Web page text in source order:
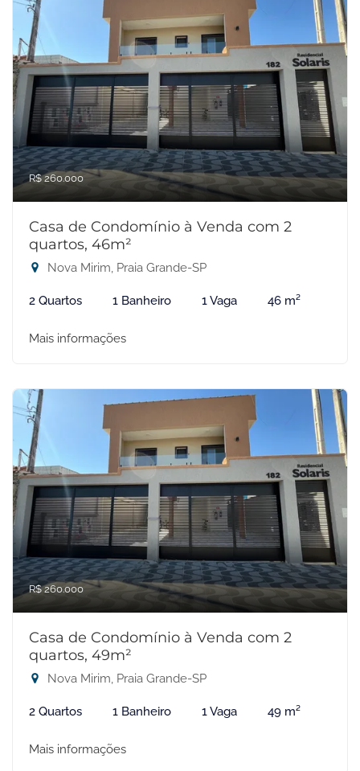
R$ 260.000
Casa de Condomínio à Venda com 2
quartos, 46m²
Nova Mirim, Praia Grande-SP
2 Quartos 1 Banheiro 1 Vaga 46 m²
Mais informações
R$ 260.000
Casa de Condomínio à Venda com 2
quartos, 49m²
Nova Mirim, Praia Grande-SP
2 Quartos 1 Banheiro 1 Vaga 49 m²
Mais informações